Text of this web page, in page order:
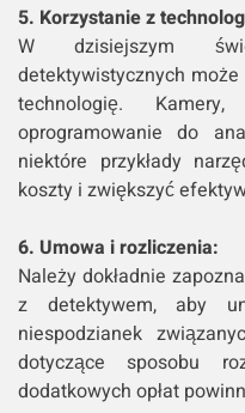
5. Korzystanie z
W dzisiejszym
detektywistycznych
technologię.
oprogramowanie do
niektóre przykłady
koszty i zwiększyć
6. Umowa i rozliczenia:
Należy dokładnie
z detektywem, aby
niespodzianek
dotyczące sposobu
dodatkowych opłat